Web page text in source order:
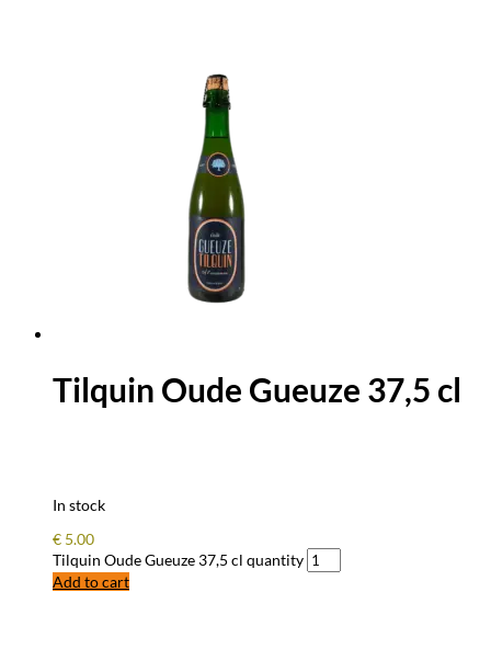
Tilquin Oude Gueuze 37,5 cl
In stock
€ 5.00
Tilquin Oude Gueuze 37,5 cl quantity
Add to cart